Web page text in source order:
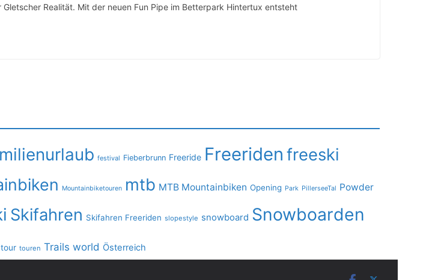
Realität. Mit der neuen Fun Pipe im Betterpark Hintertux entsteht
festival Fieberbrunn Freeride Freeriden freeski
Mountainbiketouren mtb MTB Mountainbiken Opening Park PillerseeTal Powder
Skifahren Skifahren Freeriden slopestyle snowboard Snowboarden
tour touren Trails world Österreich